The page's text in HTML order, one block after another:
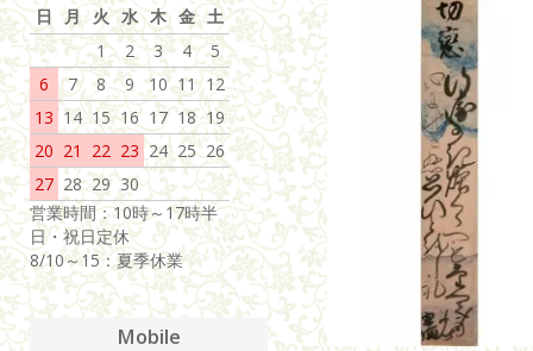
日 月 火 水 木 金 土
1
2 3 4
5
6
7 8 9 10 11 12
13 14 15 16 17 18 19
20 21 22 23 24 25 26
27 28 29 30
営業時間：10時～17時半
日・祝日定休
8/10～15：夏季休業
Mobile